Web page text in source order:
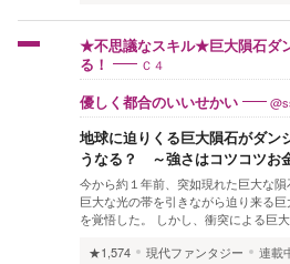
★不思議なスキル★巨大隕石ダ
る！
Ｃ４
優しく都合のいいせかい
地球に迫りくる巨大隕石がダン
うなる？ ～強さはコツコツお
今から約１年前、突如現れた巨大な
巨大な光の帯を引きながら迫り来る
を覚悟した。 しかし、衝突による巨
★1,574
現代ファンタジー 連載